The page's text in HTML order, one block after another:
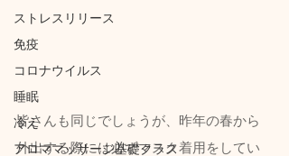
ストレスリリース
免疫
コロナウイルス
睡眠
冷え
アロママッサージ基礎クラス
皆さんも同じでしょうが、昨年の春から
外出する際には必ずマスク着用をしてい